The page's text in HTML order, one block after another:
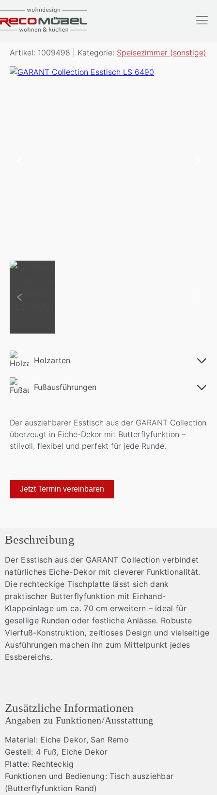
GARANT Collection
Esstisch LS 6490
Artikel: 1009498 | Kategorie: Speisezimmer (sonstige)
Holzarten
Fußausführungen
Der ausziehbarer Esstisch aus der GARANT Collection
überzeugt in Eiche-Dekor mit Butterflyfunktion –
stilvoll, flexibel und perfekt für jede Runde.
Jetzt Termin vereinbaren
Zusätzliche Informationen
Angaben zu Funktionen/Ausstattung
Material: Eiche Dekor, San Remo
Gestell: 4 Fuß, Eiche Dekor
Platte: Rechteckig
Funktionen und Bedienung: Tisch ausziehbar
(Butterflyfunktion Rand)
Beschreibung
Der Esstisch aus der GARANT Collection verbindet
natürliches Eiche-Dekor mit cleverer Funktionalität.
Die rechteckige Tischplatte lässt sich dank
praktischer Butterflyfunktion mit Einhand-
Klappeinlage um ca. 70 cm erweitern – ideal für
gesellige Runden oder festliche Anlässe. Robuste
Vierfuß-Konstruktion, zeitloses Design und vielseitige
Ausführungen machen ihn zum Mittelpunkt jedes
Essbereichs.